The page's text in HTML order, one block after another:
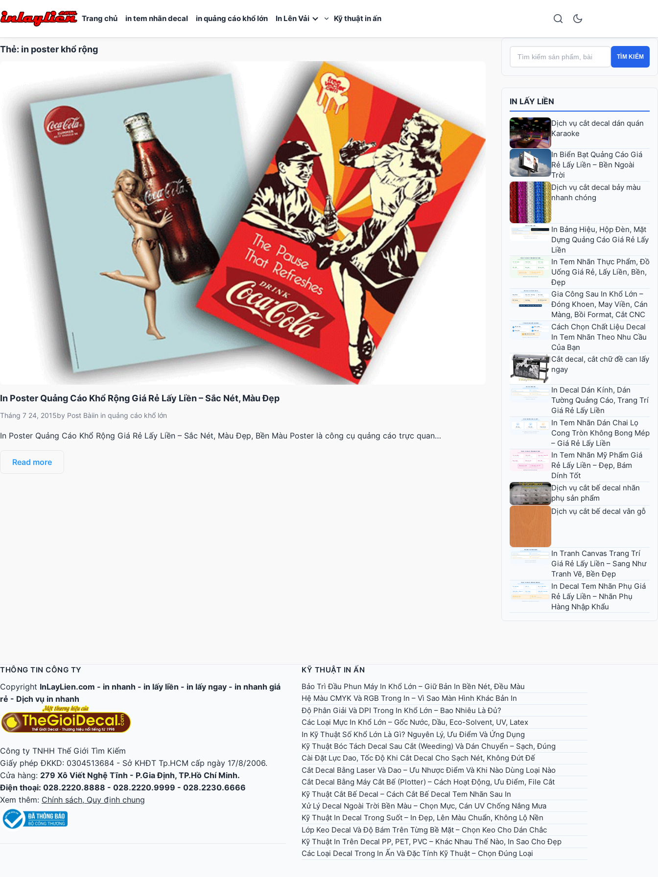
Trang chủ in tem nhãn decal in quảng cáo khổ lớn In Lên Vải Kỹ thuật in ấn
Thẻ: in poster khổ rộng
In Poster Quảng Cáo Khổ Rộng Giá Rẻ Lấy Liền – Sắc Nét, Màu Đẹp
Tháng 7 24, 2015by Post Bàiin in quảng cáo khổ lớn
In Poster Quảng Cáo Khổ Rộng Giá Rẻ Lấy Liền – Sắc Nét, Màu Đẹp, Bền Màu Poster là công cụ quảng cáo trực quan…
Read more
TÌM KIẾM
IN LẤY LIỀN
Dịch vụ cắt decal dán quán
Karaoke
In Biển Bạt Quảng Cáo Giá
Rẻ Lấy Liền – Bền Ngoài
Trời
Dịch vụ cắt decal bảy màu
nhanh chóng
In Bảng Hiệu, Hộp Đèn, Mặt
Dựng Quảng Cáo Giá Rẻ Lấy
Liền
In Tem Nhãn Thực Phẩm, Đồ
Uống Giá Rẻ, Lấy Liền, Bền,
Đẹp
Gia Công Sau In Khổ Lớn –
Đóng Khoen, May Viền, Cán
Màng, Bồi Format, Cắt CNC
Cách Chọn Chất Liệu Decal
In Tem Nhãn Theo Nhu Cầu
Của Bạn
Cắt decal, cắt chữ đề can lấy
ngay
In Decal Dán Kính, Dán
Tường Quảng Cáo, Trang Trí
Giá Rẻ Lấy Liền
In Tem Nhãn Dán Chai Lọ
Cong Tròn Không Bong Mép
– Giá Rẻ Lấy Liền
In Tem Nhãn Mỹ Phẩm Giá
Rẻ Lấy Liền – Đẹp, Bám
Dính Tốt
Dịch vụ cắt bế decal nhãn
phụ sản phẩm
Dịch vụ cắt bế decal vân gỗ
In Tranh Canvas Trang Trí
Giá Rẻ Lấy Liền – Sang Như
Tranh Vẽ, Bền Đẹp
In Decal Tem Nhãn Phụ Giá
Rẻ Lấy Liền – Nhãn Phụ
Hàng Nhập Khẩu
THÔNG TIN CÔNG TY
Copyright InLayLien.com - in nhanh - in lấy liền - in lấy ngay - in nhanh giá
rẻ - Dịch vụ in nhanh
Công ty TNHH Thế Giới Tìm Kiếm
Giấy phép ĐKKD: 0304513684 - Sở KHĐT Tp.HCM cấp ngày 17/8/2006.
Cửa hàng: 279 Xô Viết Nghệ Tĩnh - P.Gia Định, TP.Hồ Chí Minh.
Điện thoại: 028.2220.8888 - 028.2220.9999 - 028.2230.6666
Xem thêm: Chính sách, Quy định chung
KỸ THUẬT IN ẤN
Bảo Trì Đầu Phun Máy In Khổ Lớn – Giữ Bản In Bền Nét, Đều Màu
Hệ Màu CMYK Và RGB Trong In – Vì Sao Màn Hình Khác Bản In
Độ Phân Giải Và DPI Trong In Khổ Lớn – Bao Nhiêu Là Đủ?
Các Loại Mực In Khổ Lớn – Gốc Nước, Dầu, Eco-Solvent, UV, Latex
In Kỹ Thuật Số Khổ Lớn Là Gì? Nguyên Lý, Ưu Điểm Và Ứng Dụng
Kỹ Thuật Bóc Tách Decal Sau Cắt (Weeding) Và Dán Chuyển – Sạch, Đúng
Cài Đặt Lực Dao, Tốc Độ Khi Cắt Decal Cho Sạch Nét, Không Đứt Đế
Cắt Decal Bằng Laser Và Dao – Ưu Nhược Điểm Và Khi Nào Dùng Loại Nào
Cắt Decal Bằng Máy Cắt Bế (Plotter) – Cách Hoạt Động, Ưu Điểm, File Cắt
Kỹ Thuật Cắt Bế Decal – Cách Cắt Bế Decal Tem Nhãn Sau In
Xử Lý Decal Ngoài Trời Bền Màu – Chọn Mực, Cán UV Chống Nắng Mưa
Kỹ Thuật In Decal Trong Suốt – In Đẹp, Lên Màu Chuẩn, Không Lộ Nền
Lớp Keo Decal Và Độ Bám Trên Từng Bề Mặt – Chọn Keo Cho Dán Chắc
Kỹ Thuật In Trên Decal PP, PET, PVC – Khác Nhau Thế Nào, In Sao Cho Đẹp
Các Loại Decal Trong In Ấn Và Đặc Tính Kỹ Thuật – Chọn Đúng Loại